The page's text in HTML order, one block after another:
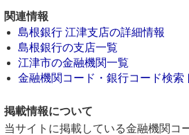
関連情報
島根銀行 江津支店の詳細情報
島根銀行の支店一覧
江津市の金融機関一覧
金融機関コード・銀行コード検索
掲載情報について
当サイトに掲載している金融機関コ